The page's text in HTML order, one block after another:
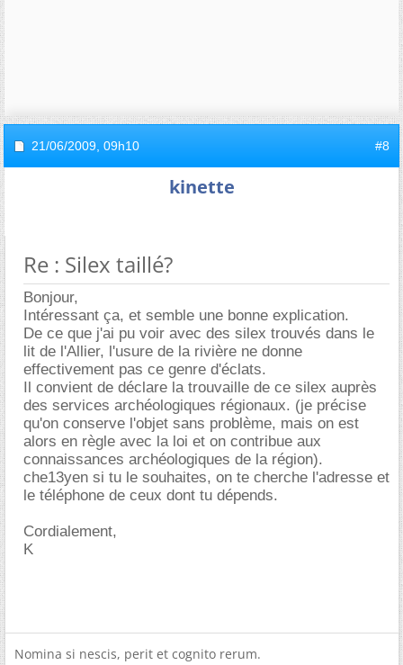
21/06/2009, 09h10 #8
kinette
Re : Silex taillé?
Bonjour,
Intéressant ça, et semble une bonne explication.
De ce que j'ai pu voir avec des silex trouvés dans le
lit de l'Allier, l'usure de la rivière ne donne
effectivement pas ce genre d'éclats.
Il convient de déclare la trouvaille de ce silex auprès
des services archéologiques régionaux. (je précise
qu'on conserve l'objet sans problème, mais on est
alors en règle avec la loi et on contribue aux
connaissances archéologiques de la région).
che13yen si tu le souhaites, on te cherche l'adresse et
le téléphone de ceux dont tu dépends.
Cordialement,
K
Nomina si nescis, perit et cognito rerum.